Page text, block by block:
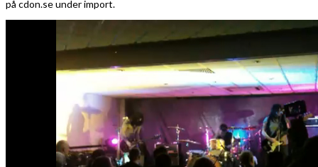
på cdon.se under import.